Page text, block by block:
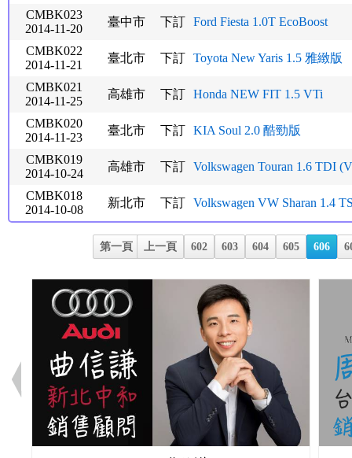
CMBK023
2014-11-20
臺中市 下訂 Ford Fiesta 1.0T EcoBoost
CMBK022
2014-11-21
臺北市 下訂 Toyota New Yaris 1.5 雅緻版
CMBK021
2014-11-25
高雄市 下訂 Honda NEW FIT 1.5 VTi
CMBK020
2014-11-23
臺北市 下訂 KIA Soul 2.0 酷勁版
CMBK019
2014-10-24
高雄市 下訂 Volkswagen Touran 1.6 TDI
CMBK018
2014-10-08
新北市 下訂 Volkswagen VW Sharan 1.4
第一頁 上一頁 602 603 604 605 606